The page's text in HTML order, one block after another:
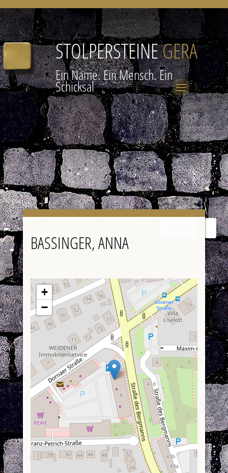
STOLPERSTEINEGERA
Ein Name. Ein Mensch. Ein
Schicksal
BASSINGER, ANNA
+
−